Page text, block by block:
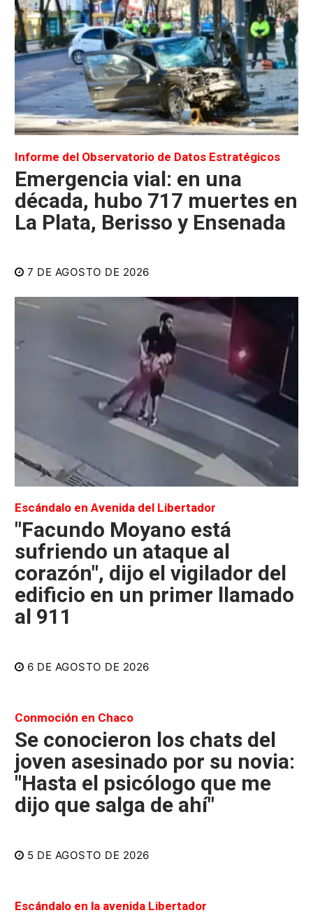
Informe del Observatorio de Datos Estratégicos
Emergencia vial: en una
década, hubo 717 muertes en
La Plata, Berisso y Ensenada
7 DE AGOSTO DE 2026
Escándalo en Avenida del Libertador
"Facundo Moyano está
sufriendo un ataque al
corazón", dijo el vigilador del
edificio en un primer llamado
al 911
6 DE AGOSTO DE 2026
Conmoción en Chaco
Se conocieron los chats del
joven asesinado por su novia:
"Hasta el psicólogo que me
dijo que salga de ahí"
5 DE AGOSTO DE 2026
Escándalo en la avenida Libertador